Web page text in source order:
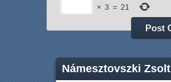
× 3 = 21
Námesztovszki Zsolt